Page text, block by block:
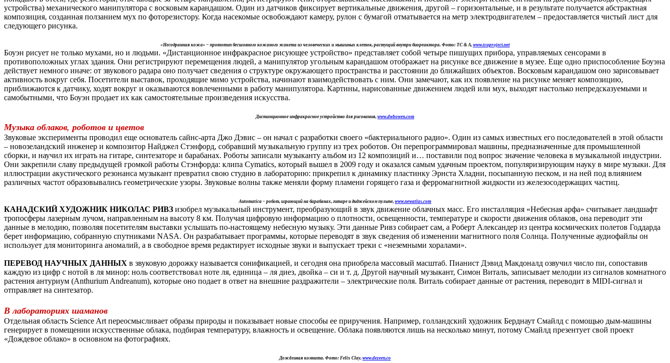
устройства) механического манипулятора с восковым карандашом. Один из датчиков фиксирует вертикальные движения, другой – горизонтальные, и в результате получается абстрактная
композиция, созданная ползанием мух по фоторезистору. Когда насекомые освобождают камеру, рулон с бумагой отматывается на метр электродвигателем – предоставляется чистый лист для
следующего рисунка.
«Несодранная кожа» – прототип бесшовного кожаного жакета из человеческих и мышиных клеток, растущий внутри биореактора. Фото: TC & A, www.tcaproject.net
Боуэн рисует не только мухами, но и людьми. «Дистанционное инфракрасное рисующее устройство» представляет собой четыре пишущих прибора, управляемых сенсорами в
противоположных углах здания. Они регистрируют перемещения людей, а манипулятор угольным карандашом отображает на рисунке все движение в музее. Еще одно приспособление Боуэна
действует немного иначе: от звукового радара оно получает сведения о структуре окружающего пространства и расстоянии до ближайших объектов. Восковым карандашом оно зарисовывает
активность вокруг себя. Посетители выставок, проходящие мимо устройства, начинают взаимодействовать с ним. Они замечают, как их появление на рисунке меняет композицию,
приближаются к датчику, ходят вокруг и оказываются вовлеченными в работу манипулятора. Картины, нарисованные движением людей или мух, выходят настолько непредсказуемыми и
самобытными, что Боуэн продает их как самостоятельные произведения искусства.
Дистанционное инфракрасное устройство для рисования, www.dwbowen.com
Музыка облаков, роботов и цветов
Звуковые эксперименты проводил еще основатель сайнс-арта Джо Дэвис – он начал с разработки своего «бактериального радио». Один из самых известных его последователей в этой области
– новозеландский инженер и композитор Найджел Стэнфорд, собравший музыкальную группу из трех роботов. Он перепрограммировал машины, предназначенные для промышленной
сборки, и научил их играть на гитаре, синтезаторе и барабанах. Роботы записали музыканту альбом из 12 композиций и… поставили под вопрос значение человека в музыкальной индустрии.
Они закрепили славу предыдущей громкой работы Стэнфорда: клипа Cymatics, который вышел в 2009 году и оказался самым удачным проектом, популяризирующим науку в мире музыки. Для
иллюстрации акустического резонанса музыкант превратил свою студию в лабораторию: прикрепил к динамику пластинку Эрнста Хладни, посыпанную песком, и на ней под влиянием
различных частот образовывались геометрические узоры. Звуковые волны также меняли форму пламени горящего газа и ферромагнитной жидкости из железосодержащих частиц.
Automatica – робот, играющий на барабанах, гитаре и диджейском пульте, www.newatlas.com
КАНАДСКИЙ ХУДОЖНИК НИКОЛАС РИВЗ изобрел музыкальный инструмент, преобразующий в звук движение облачных масс. Его инсталляция «Небесная арфа» считывает ландшафт
тропосферы лазерным лучом, направленным на высоту 8 км. Получая цифровую информацию о плотности, освещенности, температуре и скорости движения облаков, она переводит эти
данные в мелодию, позволяя посетителям выставки услышать по-настоящему небесную музыку. Эти данные Ривз собирает сам, а Роберт Александер из центра космических полетов Годдарда
берет информацию, собранную спутниками NASA. Он разрабатывает программы, которые переводят в звук сведения об изменении магнитного поля Солнца. Полученные аудиофайлы он
использует для мониторинга аномалий, а в свободное время редактирует исходные звуки и выпускает треки с «неземными хоралами».
ПЕРЕВОД НАУЧНЫХ ДАННЫХ в звуковую дорожку называется сонификацией, и сегодня она приобрела массовый масштаб. Пианист Дэвид Макдоналд озвучил число пи, сопоставив
каждую из цифр с нотой в ля минор: ноль соответствовал ноте ля, единица – ля диез, двойка – си и т. д. Другой научный музыкант, Симон Виталь, записывает мелодии из сигналов комнатного
растения антуриум (Anthurium Andreanum), которые оно подает в ответ на внешние раздражители – электрические поля. Виталь собирает данные от растения, переводит в MIDI-сигнал и
отправляет на синтезатор.
В лабораториях шаманов
Отдельная область Science Art переосмысливает образы природы и показывает новые способы ее приручения. Например, голландский художник Берднаут Смайлд с помощью дым-машины
генерирует в помещении искусственные облака, подбирая температуру, влажность и освещение. Облака появляются лишь на несколько минут, потому Смайлд презентует свой проект
«Дождевое облако» в основном на фотографиях.
Дождливая комната. Фото: Felix Clay, www.dezeen.co